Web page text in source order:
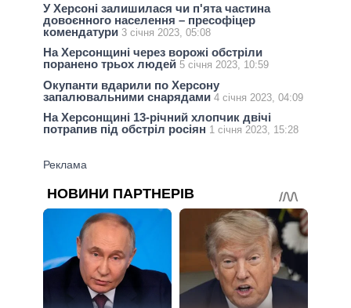
У Херсоні залишилася чи п'ята частина
довоєнного населення – пресофіцер
комендатури 3 січня 2023, 05:08
На Херсонщині через ворожі обстріли
поранено трьох людей 5 січня 2023, 10:59
Окупанти вдарили по Херсону
запалювальними снарядами 4 січня 2023, 04:09
На Херсонщині 13-річний хлопчик двічі
потрапив під обстріл росіян 1 січня 2023, 15:28